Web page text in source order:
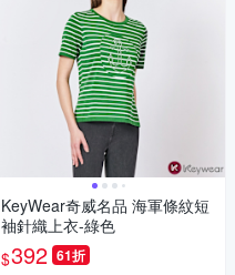
KeyWear奇威名品 海軍條紋短
袖針織上衣-綠色
$392 61折